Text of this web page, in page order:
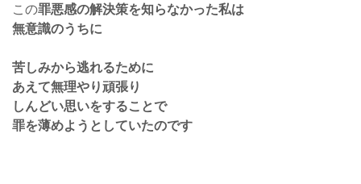
この罪悪感の解決策を知らなかった私は
無意識のうちに
苦しみから逃れるために
あえて無理やり頑張り
しんどい思いをすることで
罪を薄めようとしていたのです